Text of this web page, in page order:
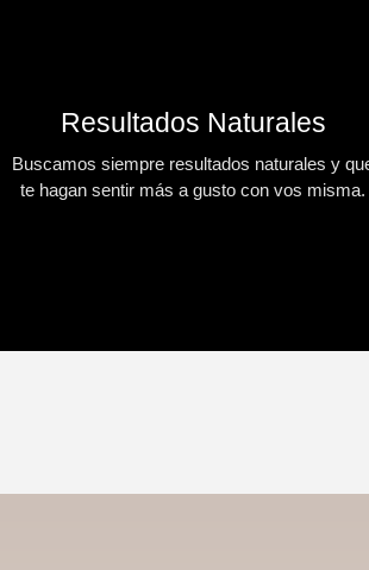
Resultados Naturales
Buscamos siempre resultados naturales y
te hagan sentir más a gusto con vos misma.